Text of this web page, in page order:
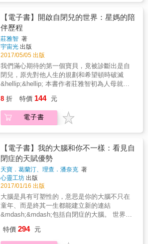
&mdash;&mdash;TASH.org & 「在這本精彩有
趣的書裡，史提夫・希伯曼揭開自閉症不為人
知的歷史：從迫害到怪罪父母，從《雨人》到
疫苗，從重事業而缺乏愛心的醫生，到被人遺
忘的無名英雄（如蒙冤承受納粹汙名的漢斯・
亞斯伯格）。全書樂觀作結，見證自閉症人士
奪回發言權，自行定義何謂『自閉症』，不以
此為『失能』，也不將這視為超越不了的困
境。無論您是對自閉症或亞斯伯格症有興趣，
還是單純對人類行為機制感到好奇，我都非常
瑞利（Benison O&rsquo;Reilly），《澳洲自閉
症手冊》共同作者 & 「中世紀寫出美麗書法的
僧侶、十八世紀精通電學的科學家卡文迪希，
還有矽谷的很多阿宅，其實都在自閉症光譜
上。希伯曼重新追溯自閉症治療史，從責怪父
母的肅殺風氣，一路檢視到當代對於神經多樣
性的正面態度。對心理學有興趣的讀者不可不
讀。」&mdash;&mdash;天寶・葛蘭汀 「難
得佳作。希伯曼匠心獨運，讓緊湊而艱澀的自
閉症歷史，化為令人欲罷不能的精彩故事。本
書必將掀起風潮，帶動廣泛討論。」
&mdash;&mdash;約翰・艾爾德・羅比森
多樣性駐校學者，《看我的眼睛》作者 & 「故
事緊湊而宏大，為自閉症歷史添上華麗的一
師： 本書由宇寧身心診所負責人吳佑佑醫師擔
任審訂與導讀，為此書正確性把關，並且為繪
本專文導讀，提供家長共讀與專業建議，帶領
親子一起了解自閉症。 2.掃描QRCode，獲知
台灣支援團體資訊： 書末附上台灣與自閉症相
關的支援團體資訊，提供讀者參考，透過掃描
QRCode，獲知更完整的支援團體與社福資訊。
& 3.當孩子有自閉症，如何幫助孩子？ 這本書
的主角芬恩讓自閉症更加具體化。事實上，自
閉症有不同的類型。在每個孩子身上表現出來
的症狀和發展障礙都不一樣，因此應該給予適
合每個孩子的個別引導。透過本書的專家建
議，期盼帶來力量與支持。
【電子書】開啟自閉兒的世界：星媽的陪
伴歷程
莊雅智 著
宇宙光 出版
2017/05/05 出版
我們滿心期待的第一個寶貝，竟被診斷出是自
閉兒，原先對他人生的規劃和希望頓時破滅
&hellip;&hellip; 本書作者莊雅智初為人母就遇
規劃好的人生全都失序。更令人沮喪的是，自
閉症至今無醫藥可根治。在痛苦、絕望、黑暗
中，真光照進了她的生命，她因此找到力量，
閉兒的法則。 莊雅智以文字記錄多年來陪伴自
閉兒的歷程，期盼自己的經歷可以提供給有特
殊兒女的家長作為鼓勵與參考。 寫這本書是為
了喚起社會大眾對自閉症的了解與關心，知道
有許多家庭和我一樣每天面對著不同的挑戰；
也希望鼓勵家裡有特殊孩子的家庭，為了孩子
一定要勇於面對困難、尋求幫助。
8 折 特價 144 元
電子書
【電子書】我的大腦和你不一樣：看見自
閉症的天賦優勢
天寶．葛蘭汀、理查．潘奈克 著
心靈工坊 出版
2017/01/16 出版
大腦是具有可塑性的，意思是你的大腦不只在
童年、而是終其一生都能建立新的連結
&mdash;&mdash;包括自閉症的大腦。 世界知
者參觀自閉症的大腦，並走一趟自閉症基因解
碼之旅。 天寶博士以自己的大腦核磁共振造影
特價 294 元